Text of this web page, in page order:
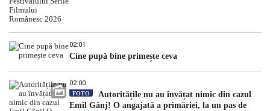
02:01
Cine pupă bine primește ceva
02:00
FOTO
Autoritățile nu au învățat nimic din cazul
Emil Gânj! O angajată a primăriei, la un pas de